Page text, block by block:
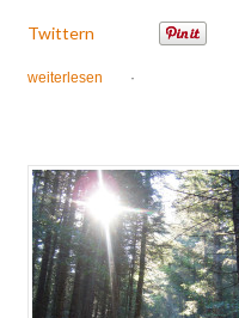
Twittern
weiterlesen ·